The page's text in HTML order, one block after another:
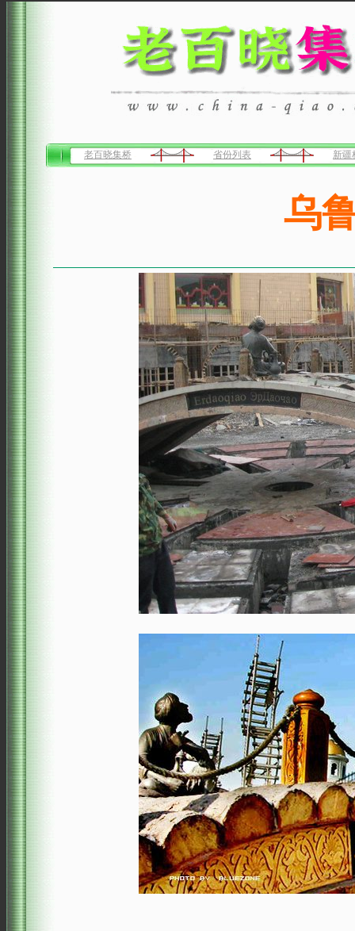
老百晓集桥 省份列表 新疆
乌